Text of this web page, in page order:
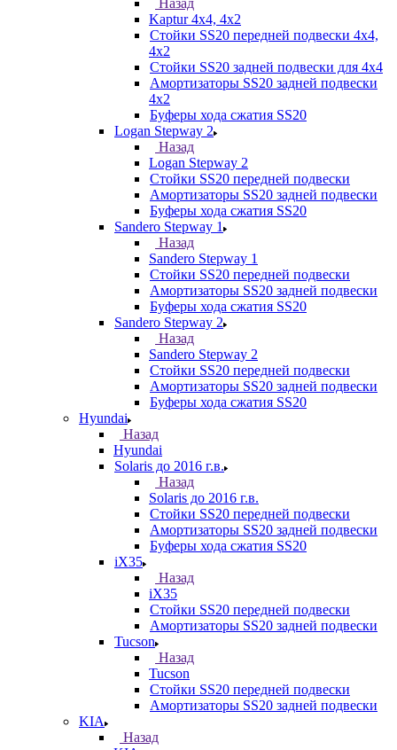
Назад
Kaptur 4х4, 4х2
Стойки SS20 передней подвески 4х4,
4x2
Стойки SS20 задней подвески для 4х4
Амортизаторы SS20 задней подвески
4х2
Буферы хода сжатия SS20
Logan Stepway 2
Назад
Logan Stepway 2
Стойки SS20 передней подвески
Амортизаторы SS20 задней подвески
Буферы хода сжатия SS20
Sandero Stepway 1
Назад
Sandero Stepway 1
Стойки SS20 передней подвески
Амортизаторы SS20 задней подвески
Буферы хода сжатия SS20
Sandero Stepway 2
Назад
Sandero Stepway 2
Стойки SS20 передней подвески
Амортизаторы SS20 задней подвески
Буферы хода сжатия SS20
Hyundai
Назад
Hyundai
Solaris до 2016 г.в.
Назад
Solaris до 2016 г.в.
Стойки SS20 передней подвески
Амортизаторы SS20 задней подвески
Буферы хода сжатия SS20
iX35
Назад
iX35
Стойки SS20 передней подвески
Амортизаторы SS20 задней подвески
Tucson
Назад
Tucson
Стойки SS20 передней подвески
Амортизаторы SS20 задней подвески
KIA
Назад